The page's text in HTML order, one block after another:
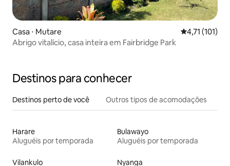
Casa ⋅ Mutare 4,71 de uma
4,71 (101)
Abrigo vitalício, casa inteira em Fairbridge Park
Destinos para conhecer
Destinos perto de você Outros tipos de acomodações
Harare
Aluguéis por temporada
Bulawayo
Aluguéis por temporada
Vilankulo Nyanga